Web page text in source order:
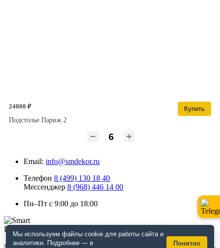
24000 ₽
Купить
Подстолье Париж 2
Email: info@smdekor.ru
Телефон 8 (499) 130 18 40
Мессенджер 8 (968) 446 14 00
Пн–Пт с 9:00 до 18:00
© 2026 г. Москва. Дизайнерская мебель для кафе и ресторанов,
Мы используем файлы cookie для работы сайта и
аналитики. Подробнее — в
Понятно